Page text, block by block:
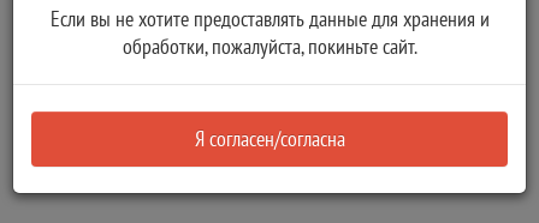
Если вы не хотите предоставлять данные для хранения и
обработки, пожалуйста, покиньте сайт.
Я согласен/согласна